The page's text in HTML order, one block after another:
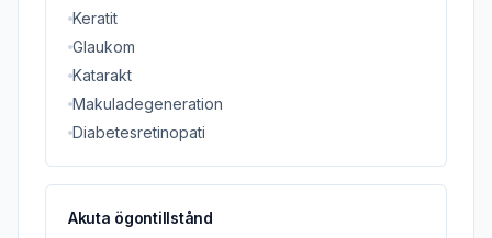
Keratit
Glaukom
Katarakt
Makuladegeneration
Diabetesretinopati
Akuta ögontillstånd